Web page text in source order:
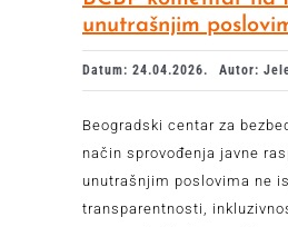
unutrašnjim
Datum: 24.04.2026. Autor:
Beogradski centar za
način sprovođenja javne
unutrašnjim poslovima ne
transparentnosti,